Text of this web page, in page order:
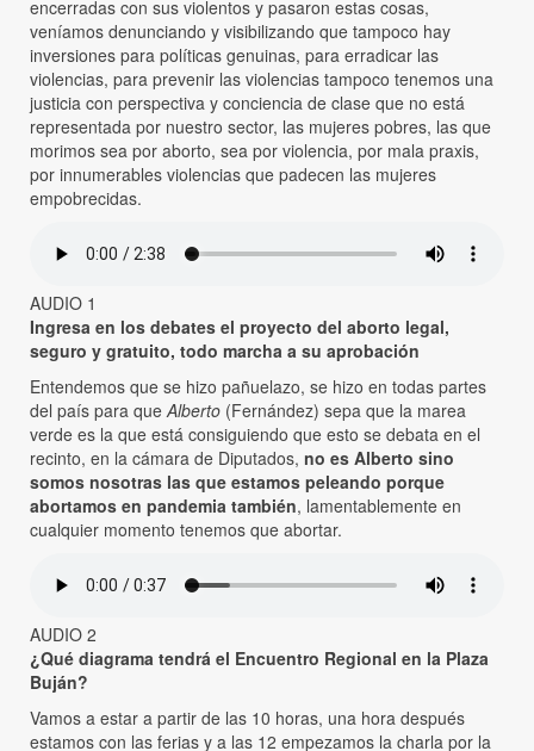
encerradas con sus violentos y pasaron estas cosas,
veníamos denunciando y visibilizando que tampoco hay
inversiones para políticas genuinas, para erradicar las
violencias, para prevenir las violencias tampoco tenemos una
justicia con perspectiva y conciencia de clase que no está
representada por nuestro sector, las mujeres pobres, las que
morimos sea por aborto, sea por violencia, por mala praxis,
por innumerables violencias que padecen las mujeres
empobrecidas.
AUDIO 1
Ingresa en los debates el proyecto del aborto legal,
seguro y gratuito, todo marcha a su aprobación
Entendemos que se hizo pañuelazo, se hizo en todas partes
del país para que Alberto (Fernández) sepa que la marea
verde es la que está consiguiendo que esto se debata en el
recinto, en la cámara de Diputados, no es Alberto sino
somos nosotras las que estamos peleando porque
abortamos en pandemia también, lamentablemente en
cualquier momento tenemos que abortar.
AUDIO 2
¿Qué diagrama tendrá el Encuentro Regional en la Plaza
Buján?
Vamos a estar a partir de las 10 horas, una hora después
estamos con las ferias y a las 12 empezamos la charla por la